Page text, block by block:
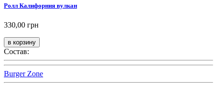
Ролл Калифорния вулкан
330,00 грн
Состав:
Burger Zone